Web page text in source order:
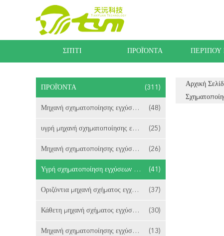
ΣΠΊΤΙ ΠΡΟΪΌΝΤΑ ΠΕΡΊΠΟΥ
ΠΡΟΪΌΝΤΑ (311)
Μηχανή σχηματοποίησης εγχύσεων LSR (48)
υγρή μηχανή σχηματοποίησης εγχύσεων (25)
Μηχανή σχηματοποίησης εγχύσεων σιλικόνης (26)
Υγρή σχηματοποίηση εγχύσεων σιλικόνης λαστιχένια (41)
Οριζόντια μηχανή σχήματος εγχύσεων LSR (37)
Κάθετη μηχανή σχήματος εγχύσεων LSR (30)
Μηχανή σχηματοποίησης εγχύσεων LSR 2 πυροβοληθείσα (13)
Αρχική